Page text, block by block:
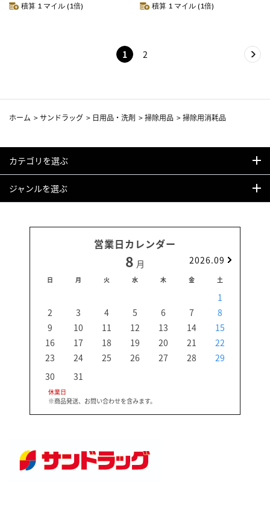
積算 1 マイル (1倍) 積算 1 マイル (1倍)
1 2
ホーム >サンドラッグ > 日用品・洗剤 >掃除用品 >掃除用消耗品
カテゴリを選ぶ
ジャンルを選ぶ
営業日カレンダー
8 月 2026.09
日 月 火 水 木 金 土
1
2
3 4 5 6 7
8
9
10 11 12 13 14
15
16
17 18 19 20 21
22
23
24 25 26 27 28
29
30
31
休業日
※商品発送、お問い合わせを含みます。